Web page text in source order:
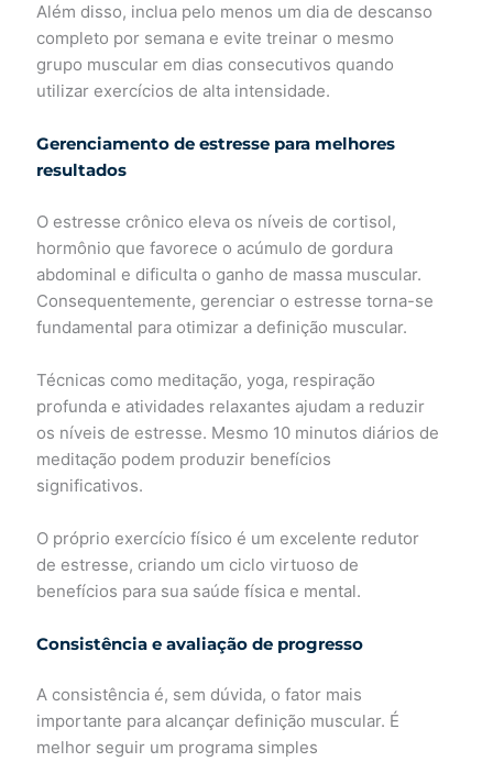
Além disso, inclua pelo menos um dia de descanso
completo por semana e evite treinar o mesmo
grupo muscular em dias consecutivos quando
utilizar exercícios de alta intensidade.
Gerenciamento de estresse para melhores
resultados
O estresse crônico eleva os níveis de cortisol,
hormônio que favorece o acúmulo de gordura
abdominal e dificulta o ganho de massa muscular.
Consequentemente, gerenciar o estresse torna-se
fundamental para otimizar a definição muscular.
Técnicas como meditação, yoga, respiração
profunda e atividades relaxantes ajudam a reduzir
os níveis de estresse. Mesmo 10 minutos diários de
meditação podem produzir benefícios
significativos.
O próprio exercício físico é um excelente redutor
de estresse, criando um ciclo virtuoso de
benefícios para sua saúde física e mental.
Consistência e avaliação de progresso
A consistência é, sem dúvida, o fator mais
importante para alcançar definição muscular. É
melhor seguir um programa simples